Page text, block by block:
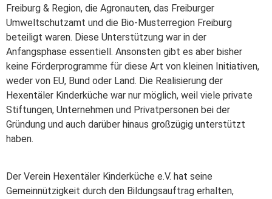
Freiburg & Region, die Agronauten, das Freiburger
Umweltschutzamt und die Bio-Musterregion Freiburg
beteiligt waren. Diese Unterstützung war in der
Anfangsphase essentiell. Ansonsten gibt es aber bisher
keine Förderprogramme für diese Art von kleinen Initiativen,
weder von EU, Bund oder Land. Die Realisierung der
Hexentäler Kinderküche war nur möglich, weil viele private
Stiftungen, Unternehmen und Privatpersonen bei der
Gründung und auch darüber hinaus großzügig unterstützt
haben.
Der Verein Hexentäler Kinderküche e.V. hat seine
Gemeinnützigkeit durch den Bildungsauftrag erhalten,